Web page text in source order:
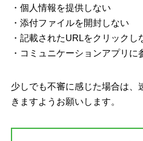
・個人情報を提供しない
・添付ファイルを開封しない
・記載されたURLをクリックし
・コミュニケーションアプリに
少しでも不審に感じた場合は、
きますようお願いします。